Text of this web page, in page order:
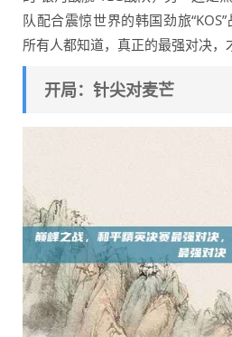
队配合震惊世界的韩国劲旅
所有人都知道，真正的最强对决，
开局：针尖对麦芒